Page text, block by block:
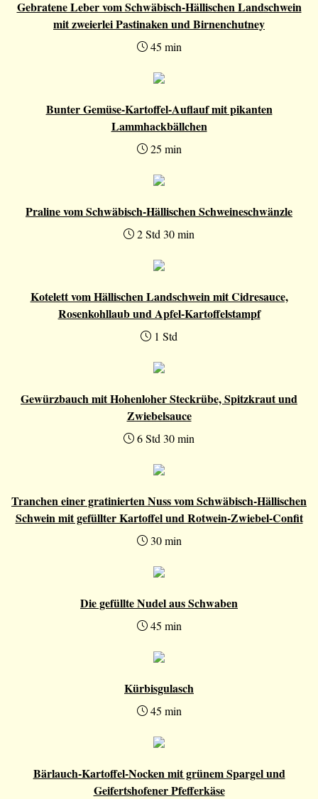
Gebratene Leber vom Schwäbisch-Hällischen Landschwein
mit zweierlei Pastinaken und Birnenchutney
45 min
Bunter Gemüse-Kartoffel-Auflauf mit pikanten
Lammhackbällchen
25 min
Praline vom Schwäbisch-Hällischen Schweineschwänzle
2 Std 30 min
Kotelett vom Hällischen Landschwein mit Cidresauce,
Rosenkohllaub und Apfel-Kartoffelstampf
1 Std
Gewürzbauch mit Hohenloher Steckrübe, Spitzkraut und
Zwiebelsauce
6 Std 30 min
Tranchen einer gratinierten Nuss vom Schwäbisch-Hällischen
Schwein mit gefüllter Kartoffel und Rotwein-Zwiebel-Confit
30 min
Die gefüllte Nudel aus Schwaben
45 min
Kürbisgulasch
45 min
Bärlauch-Kartoffel-Nocken mit grünem Spargel und
Geifertshofener Pfefferkäse